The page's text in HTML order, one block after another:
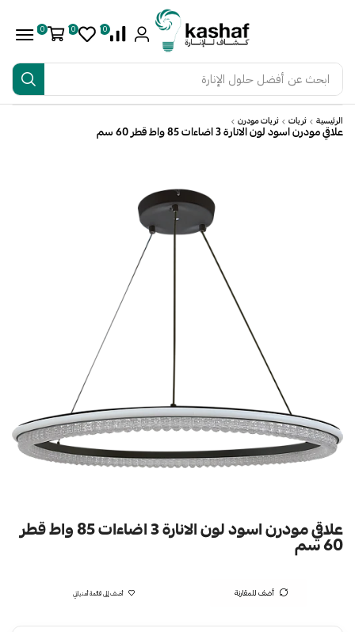
ابحث عن أفضل حلول الإنارة
0
0
0
الرئيسية ثريات ثريات مودرن
علاقي مودرن اسود لون الانارة 3 اضاءات 85 واط قطر 60 سم
علاقي مودرن اسود لون الانارة 3 اضاءات 85 واط قطر
60 سم
أضف للمقارنة أضف إلى قائمة أمنياتي